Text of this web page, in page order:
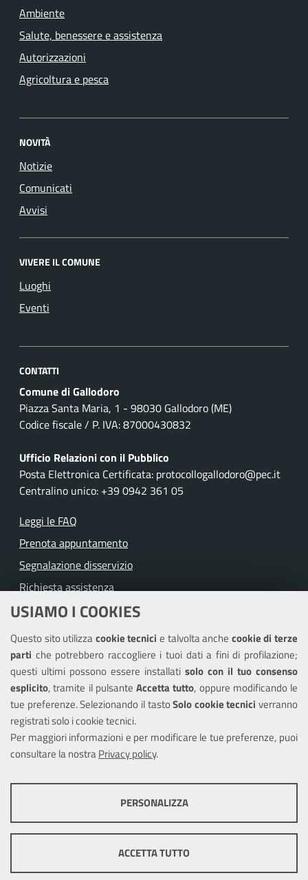
USIAMO I COOKIES
Questo sito utilizzacookie tecnicie talvolta anche cookie di terze
parti che potrebbero raccogliere i tuoi dati a fini di profilazione;
questi ultimi possono essere installati solo con il tuo consenso
esplicito, tramite il pulsante Accetta tutto, oppure modificando le
tue preferenze. Selezionando il tastoSolo cookie tecnici verranno
registrati solo i cookie tecnici.
Per maggiori informazioni e per modificare le tue preferenze, puoi
consultare la nostraPrivacy policy.
ottimale per ogni utente. Essi non raccolgono i tuoi dati e le tue
informazioni di navigazione per scopi di marketing e profilazione, e
PERSONALIZZA
ACCETTA TUTTO
Ambiente
Salute, benessere e assistenza
Autorizzazioni
Agricoltura e pesca
NOVITÀ
Notizie
Comunicati
Avvisi
VIVERE IL COMUNE
Luoghi
Eventi
CONTATTI
Comune di Gallodoro
Piazza Santa Maria, 1 - 98030 Gallodoro (ME)
Codice fiscale / P. IVA: 87000430832
Ufficio Relazioni con il Pubblico
Posta Elettronica Certificata: protocollogallodoro@pec.it
Centralino unico: +39 0942 361 05
Leggi le FAQ
Prenota appuntamento
Segnalazione disservizio
Richiesta assistenza
Amministrazione trasparente
Informativa privacy
Note legali
Piano di miglioramento del sito
Piano di miglioramento dei servizi
Dichiarazione di accessibilità
Mappa del sito Cookie policy Sito